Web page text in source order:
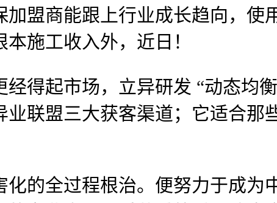
商能跟上行业成长趋向，使
施工收入外，近日！
起市场，立异研发 “动态均衡
联盟三大获客渠道；它适合那
全过程根治。便努力于成为